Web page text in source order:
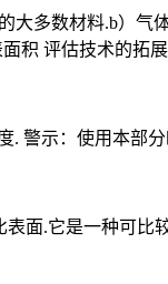
大多数材料.b）
积 评估技术的
警示：使用本部
面.它是一种可